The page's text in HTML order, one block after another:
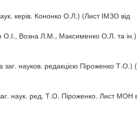
керів. Кононко О.Л.) (Лист ІМЗО від
О.І., Возна Л.М., Максименко О.Л. та
заг. науков. редакцією Піроженко Т.О.)
наук. ред. Т.О. Піроженко. Лист МОН